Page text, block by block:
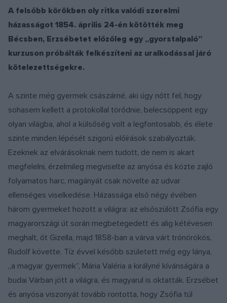
A felsőbb körökben oly ritka valódi szerelmi
házasságot 1854. április 24-én kötötték meg
Bécsben, Erzsébetet előzőleg egy „gyorstalpaló”
kurzuson próbálták felkészíteni az uralkodással járó
kötelezettségekre.
A szinte még gyermek császárné, aki úgy nőtt fel, hogy
sohasem kellett a protokollal törődnie, belecsöppent egy
olyan világba, ahol a külsőség volt a legfontosabb, és élete
szinte minden lépését szigorú előírások szabályozták.
Ezeknek az elvárásoknak nem tudott, de nem is akart
megfelelni, érzelmileg megviselte az anyósa és közte zajló
folyamatos harc, magányát csak növelte az udvar
ellenséges viselkedése. Házassága első négy évében
három gyermeket hozott a világra: az elsőszülött Zsófia egy
magyarországi út során megbetegedett és alig kétévesen
meghalt, őt Gizella, majd 1858-ban a várva várt trónörökös,
Rudolf követte. Tíz évvel később született még egy lánya,
„a magyar gyermek”, Mária Valéria a királyné kívánságára a
budai Várban jött a világra, és magyarul is oktatták. Erzsébet
és anyósa viszonyát tovább rontotta, hogy Zsófia túl